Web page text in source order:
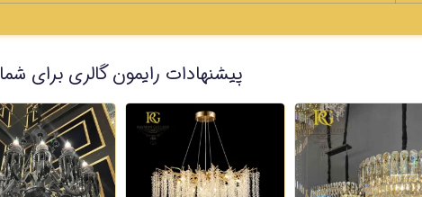
پیشنهادات رایمون گالری برای شما